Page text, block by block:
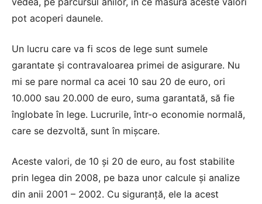
pot acoperi daunele.
Un lucru care va fi scos de lege sunt sumele
garantate şi contravaloarea primei de asigurare. Nu
mi se pare normal ca acei 10 sau 20 de euro, ori
10.000 sau 20.000 de euro, suma garantată, să fie
înglobate în lege. Lucrurile, într-o economie normală,
care se dezvoltă, sunt în mişcare.
Aceste valori, de 10 şi 20 de euro, au fost stabilite
prin legea din 2008, pe baza unor calcule şi analize
din anii 2001 – 2002. Cu siguranţă, ele la acest